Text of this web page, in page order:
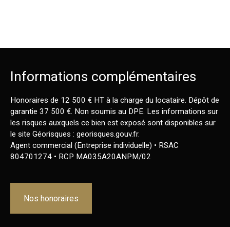
Informations complémentaires
Honoraires de 12 500 € HT à la charge du locataire. Dépôt de
garantie 37 500 €. Non soumis au DPE. Les informations sur
les risques auxquels ce bien est exposé sont disponibles sur
le site Géorisques : georisques.gouv.fr.
Agent commercial (Entreprise individuelle) • RSAC
804701274 • RCP MA035A20ANPM/02
Nos honoraires